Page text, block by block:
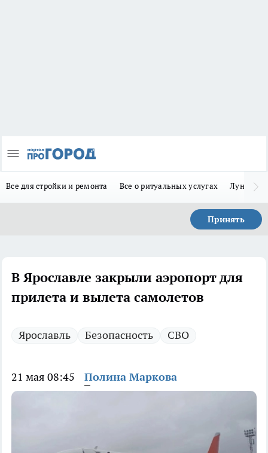
Все для стройки и ремонта Все о ритуальных услугах Лунно-
Принять
В Ярославле закрыли аэропорт для
прилета и вылета самолетов
Ярославль Безопасность СВО
21 мая 08:45 Полина Маркова